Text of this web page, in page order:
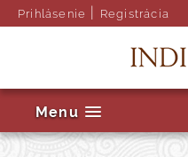
Prihlásenie Registrácia
Menu